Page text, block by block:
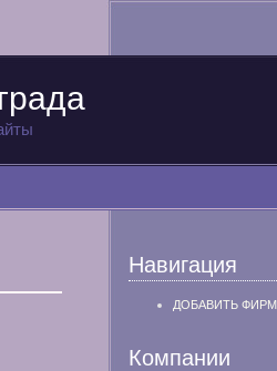
Навигация
ДОБАВИТЬ
Компании